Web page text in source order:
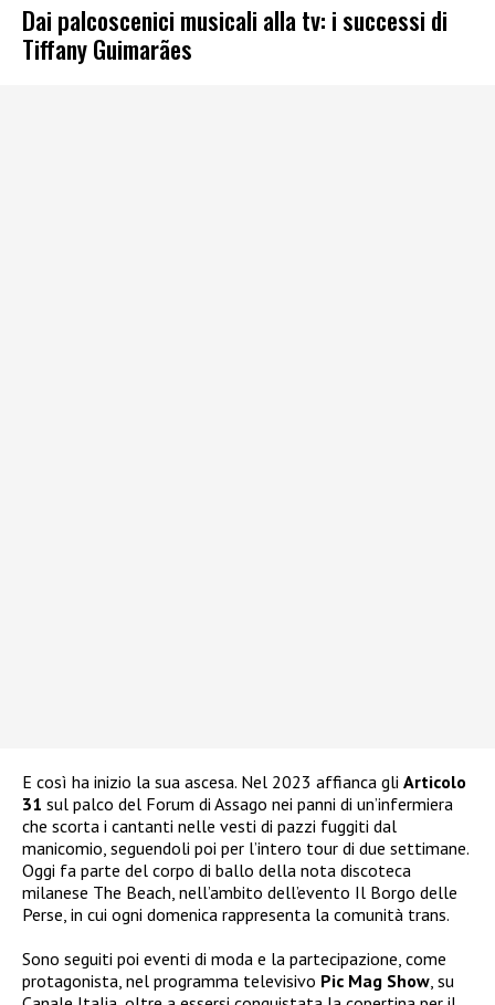
Dai palcoscenici musicali alla tv: i successi di
Tiffany Guimarães
E così ha inizio la sua ascesa. Nel 2023 affianca gli Articolo
31 sul palco del Forum di Assago nei panni di un’infermiera
che scorta i cantanti nelle vesti di pazzi fuggiti dal
manicomio, seguendoli poi per l’intero tour di due settimane.
Oggi fa parte del corpo di ballo della nota discoteca
milanese The Beach, nell’ambito dell’evento Il Borgo delle
Perse, in cui ogni domenica rappresenta la comunità trans.
Sono seguiti poi eventi di moda e la partecipazione, come
protagonista, nel programma televisivo Pic Mag Show, su